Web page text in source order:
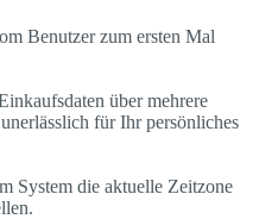
Benutzer zum ersten Mal
über mehrere
für Ihr persönliches
System die aktuelle Zeitzone